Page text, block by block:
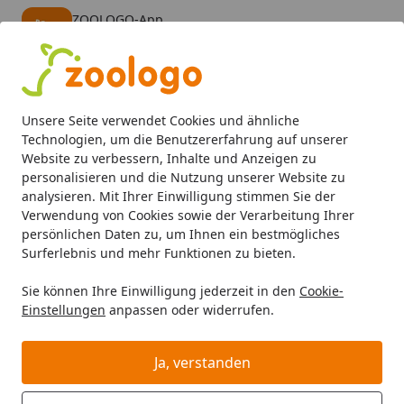
Unsere Seite verwendet Cookies und ähnliche
Technologien, um die Benutzererfahrung auf unserer
Website zu verbessern, Inhalte und Anzeigen zu
personalisieren und die Nutzung unserer Website zu
analysieren. Mit Ihrer Einwilligung stimmen Sie der
Verwendung von Cookies sowie der Verarbeitung Ihrer
persönlichen Daten zu, um Ihnen ein bestmögliches
Surferlebnis und mehr Funktionen zu bieten.
Sie können Ihre Einwilligung jederzeit in den Cookie-
Einstellungen anpassen oder widerrufen.
Ja, verstanden
ZOOLOGO-App
Alle Produkte
Mein Konto
Suchen
Startseite
HAPPY DOG Hund Nassfutter
HAPPY DOG Hund Nassfutter
HAPPY DOG Hund Nassfutter bei Zoologo und finden Sie
Haustier. Unser Sortiment umfasst Tierbedarf, Futter
und Zubehör für unterschiedliche Bedürfnisse.
Ihre Artikelübersicht